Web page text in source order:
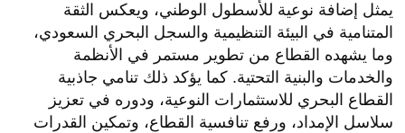
يمثل إضافة نوعية للأسطول الوطني، ويعكس الثقة
المتنامية في البيئة التنظيمية والسجل البحري السعودي،
وما يشهده القطاع من تطوير مستمر في الأنظمة
والخدمات والبنية التحتية. كما يؤكد ذلك تنامي جاذبية
القطاع البحري للاستثمارات النوعية، ودوره في تعزيز
سلاسل الإمداد، ورفع تنافسية القطاع، وتمكين القدرات